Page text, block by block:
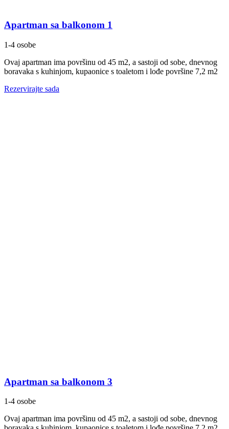
Apartman sa balkonom 1
1-4 osobe
Ovaj apartman ima površinu od 45 m2, a sastoji od sobe, dnevnog
boravaka s kuhinjom, kupaonice s toaletom i lođe površine 7,2 m2
Rezervirajte sada
Apartman sa balkonom 3
1-4 osobe
Ovaj apartman ima površinu od 45 m2, a sastoji od sobe, dnevnog